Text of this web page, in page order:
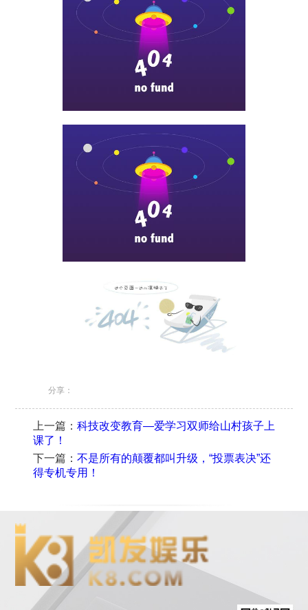
分享：
上一篇： 科技改变教育—爱学习双师给山村孩子上
课了！
下一篇： 不是所有的颠覆都叫升级，“投票表决”还
得专机专用！